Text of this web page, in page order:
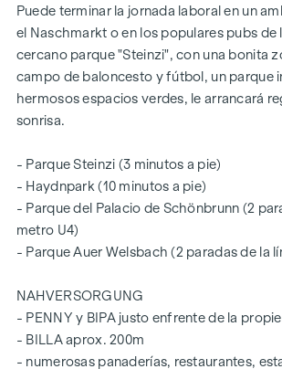
Puede terminar la jornada laboral en un
el Naschmarkt o en los populares pubs de
cercano parque "Steinzi", con una bonita
campo de baloncesto y fútbol, un parque
hermosos espacios verdes, le arrancará
sonrisa.
- Parque Steinzi (3 minutos a pie)
- Haydnpark (10 minutos a pie)
- Parque del Palacio de Schönbrunn (2
metro U4)
- Parque Auer Welsbach (2 paradas de la
NAHVERSORGUNG
- PENNY y BIPA justo enfrente de la
- BILLA aprox. 200m
- numerosas panaderías, restaurantes,